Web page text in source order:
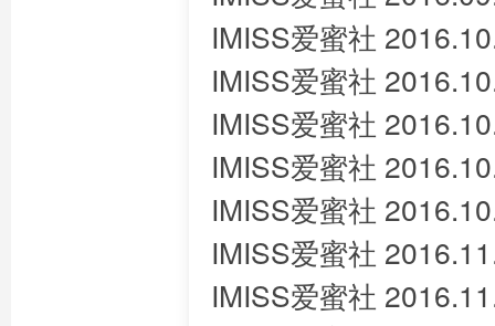
IMISS爱蜜社
IMISS爱蜜社
IMISS爱蜜社
IMISS爱蜜社
IMISS爱蜜社
IMISS爱蜜社
IMISS爱蜜社